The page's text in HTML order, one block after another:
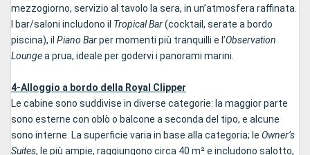
mezzogiorno, servizio al tavolo la sera, in un’atmosfera raffinata.
I bar/saloni includono il Tropical Bar(cocktail, serate a bordo
piscina), il Piano Barper momenti più tranquilli e l’Observation
Loungea prua, ideale per godervi i panorami marini.
4-Alloggio a bordo della Royal Clipper
Le cabine sono suddivise in diverse categorie: la maggior parte
sono esterne con oblò o balcone a seconda del tipo, e alcune
sono interne. La superficie varia in base alla categoria; le Owner’s
Suites, le più ampie, raggiungono circa 40 m² e includono salotto,